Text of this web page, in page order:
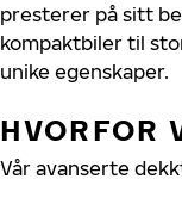
presterer på sitt
kompaktbiler til
unike egenskaper.
HVORFOR
Vår avanserte